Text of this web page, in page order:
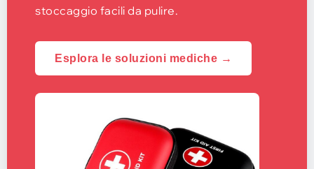
stoccaggio facili da pulire.
Esplora le soluzioni mediche →